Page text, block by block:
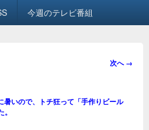
今週のテレビ番組
画
ビ
次へ →
暑いので、トチ狂って「手作りビール